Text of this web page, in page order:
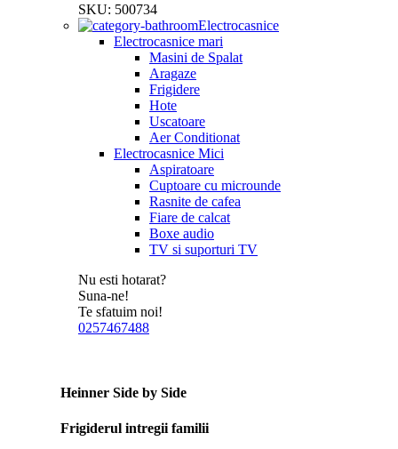
SKU: 500734
Electrocasnice
Electrocasnice mari
Masini de Spalat
Aragaze
Frigidere
Hote
Uscatoare
Aer Conditionat
Electrocasnice Mici
Aspiratoare
Cuptoare cu microunde
Rasnite de cafea
Fiare de calcat
Boxe audio
TV si suporturi TV
Nu esti hotarat?
Suna-ne!
Te sfatuim noi!
0257467488
Heinner Side by Side
Frigiderul intregii familii